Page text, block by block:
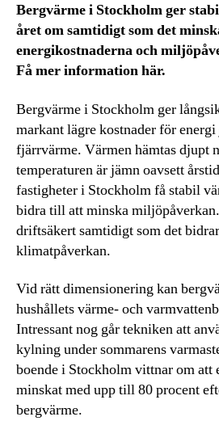
Bergvärme i Stockholm ger
året om samtidigt som det
energikostnaderna och
Få mer information här.
Bergvärme i Stockholm ger
markant lägre kostnader för
fjärrvärme. Värmen hämtas djupt
temperaturen är jämn oavsett
fastigheter i Stockholm få stabil
bidra till att minska
driftsäkert samtidigt som det
klimatpåverkan.
Vid rätt dimensionering kan
hushållets värme- och
Intressant nog går tekniken att
kylning under sommarens
boende i Stockholm vittnar om att
minskat med upp till 80 procent
bergvärme.